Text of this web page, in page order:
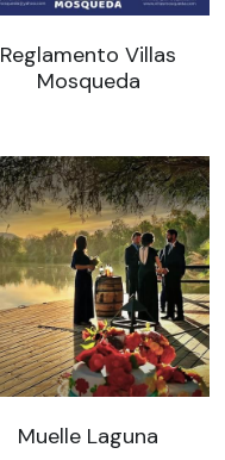
Reglamento Villas
Mosqueda
Muelle Laguna